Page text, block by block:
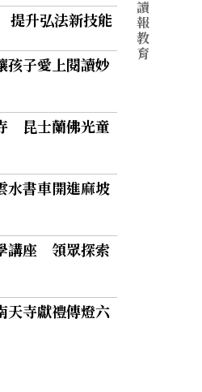
以重現，並以景
公尺的澤巨蜥、
稀有的兩棲爬蟲
典藏〈海錯圖〉
分析、考據、訪
中的水族生物對
升弘法新技能
子愛上閱讀妙
昆士蘭佛光童
書車開進麻坡
講座 領眾探索
寺獻禮傳燈六
讀
報
教
育